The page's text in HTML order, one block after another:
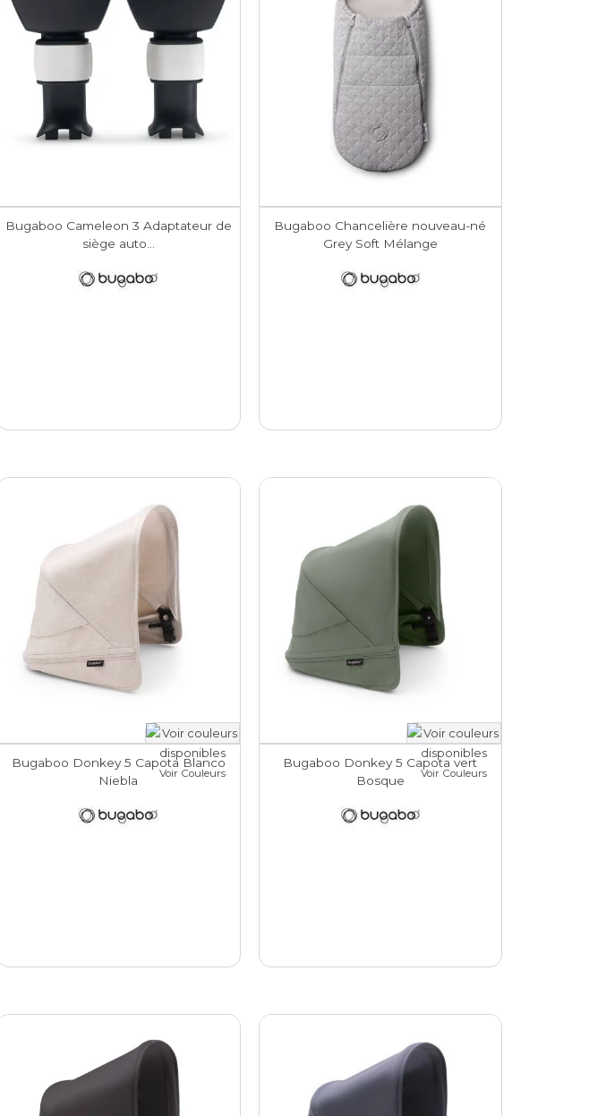
Bugaboo Cameleon 3 Adaptateur de
siège auto...
Bugaboo Chancelière nouveau-né
Grey Soft Mélange
Bugaboo Donkey 5 Capota Blanco
Niebla
Voir Couleurs
Bugaboo Donkey 5 Capota vert
Bosque
Voir Couleurs